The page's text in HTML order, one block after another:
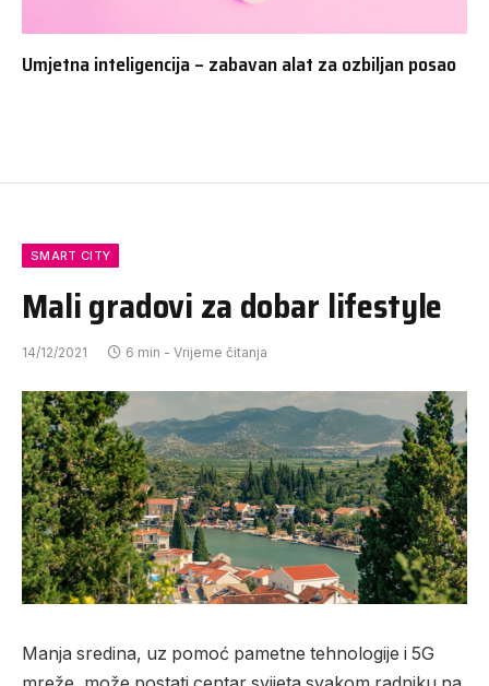
Umjetna inteligencija – zabavan alat za ozbiljan posao
SMART CITY
Mali gradovi za dobar lifestyle
14/12/2021 6 min - Vrijeme čitanja
Manja sredina, uz pomoć pametne tehnologije i 5G